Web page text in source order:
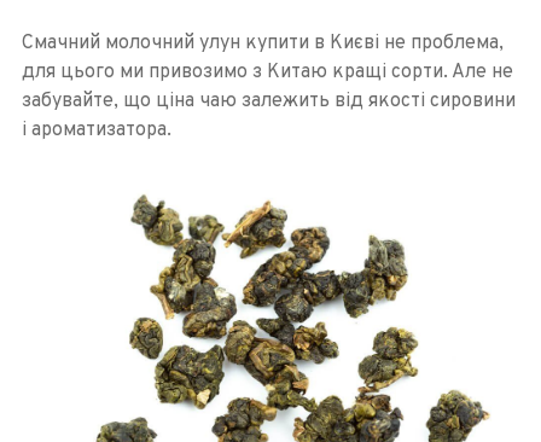
Смачний молочний улун купити в Києві не проблема,
для цього ми привозимо з Китаю кращі сорти. Але не
забувайте, що ціна чаю залежить від якості сировини
і ароматизатора.